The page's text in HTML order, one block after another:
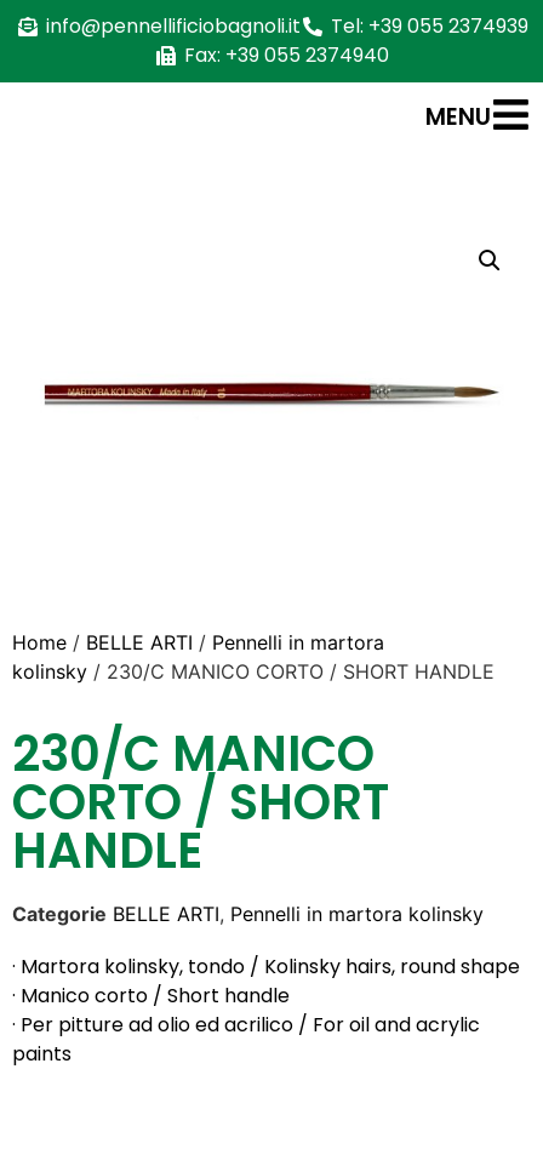
info@pennellificiobagnoli.it
Tel: +39 055 2374939
Fax: +39 055 2374940
MENU
Home / BELLE ARTI / Pennelli in martora
kolinsky / 230/C MANICO CORTO / SHORT HANDLE
230/C MANICO
CORTO / SHORT
HANDLE
Categorie BELLE ARTI, Pennelli in martora kolinsky
· Martora kolinsky, tondo / Kolinsky hairs, round shape
· Manico corto / Short handle
· Per pitture ad olio ed acrilico / For oil and acrylic
paints